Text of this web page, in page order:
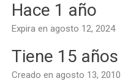
Hace 1 año
Expira en agosto 12, 2024
Tiene 15 años
Creado en agosto 13, 2010